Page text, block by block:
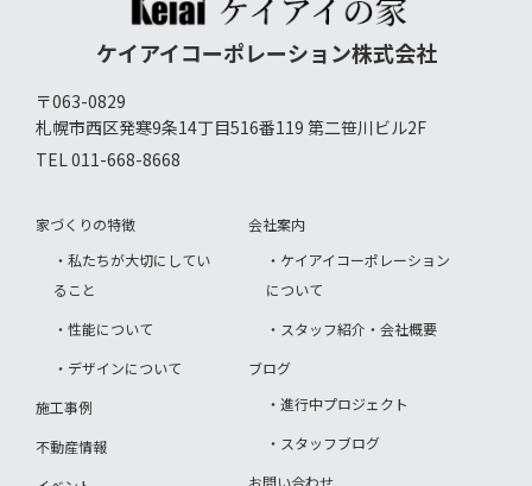
ケイアイコーポレーション株式会社
〒063-0829
札幌市西区発寒9条14丁目516番119 第二笹川ビル2F
TEL 011-668-8668
家づくりの特徴
・私たちが大切にしてい
ること
・性能について
・デザインについて
施工事例
不動産情報
会社案内
・ケイアイコーポレーション
について
・スタッフ紹介・会社概要
ブログ
・進行中プロジェクト
・スタッフブログ